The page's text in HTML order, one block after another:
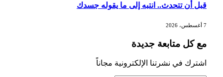
الدولار الأمريكي يتراجع قرب أدنى
مستوياته في ستة أسابيع وسط تفاؤل
بشأن الشرق الأوسط
أسعار النفط تواصل التراجع للجلسة الثالثة
قبل أن تتحدث.. انتبه إلى ما يقوله جسدك
7 أغسطس، 2026
مع كل متابعة جديدة
اشترك في نشرتنا الإلكترونية مجاناً